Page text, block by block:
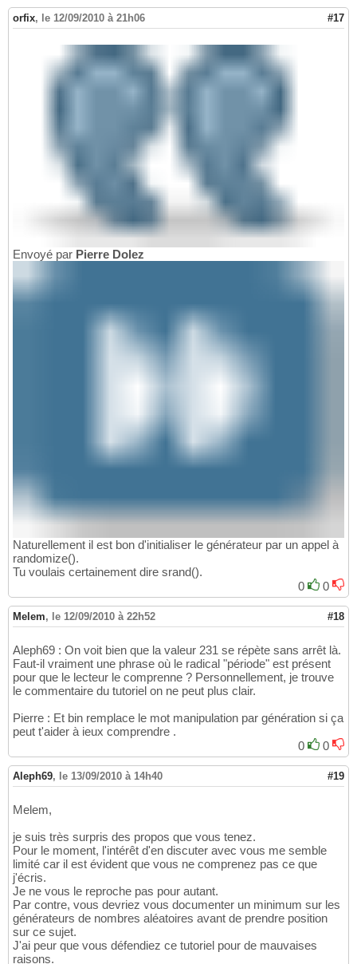
orfix, le 12/09/2010 à 21h06 #17
Envoyé par Pierre Dolez
Naturellement il est bon d'initialiser le générateur par un appel à
randomize().
Tu voulais certainement dire srand().
0
0
Melem, le 12/09/2010 à 22h52 #18
Aleph69 : On voit bien que la valeur 231 se répète sans arrêt là.
Faut-il vraiment une phrase où le radical "période" est présent
pour que le lecteur le comprenne ? Personnellement, je trouve
le commentaire du tutoriel on ne peut plus clair.
Pierre : Et bin remplace le mot manipulation par génération si ça
peut t'aider à ieux comprendre .
0
0
Aleph69, le 13/09/2010 à 14h40 #19
Melem,
je suis très surpris des propos que vous tenez.
Pour le moment, l'intérêt d'en discuter avec vous me semble
limité car il est évident que vous ne comprenez pas ce que
j'écris.
Je ne vous le reproche pas pour autant.
Par contre, vous devriez vous documenter un minimum sur les
générateurs de nombres aléatoires avant de prendre position
sur ce sujet.
J'ai peur que vous défendiez ce tutoriel pour de mauvaises
raisons.